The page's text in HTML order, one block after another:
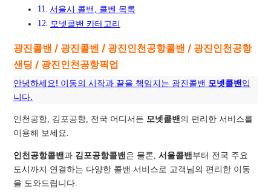
서울시 콜밴, 콜벤 목록
모넷콜밴 카테고리
광진콜밴 / 광진콜벤 / 광진인천공항콜밴 / 광진인천공항
샌딩 / 광진인천공항픽업
안녕하세요! 이동의 시작과 끝을 책임지는 광진콜밴 모넷콜밴입
니다.
인천공항, 김포공항, 전국 어디서든 모넷콜밴 의 편리한 서비스를
이용해 보세요.
인천공항콜밴과 김포공항콜밴 은 물론,서울콜밴 부터 전국 주요
도시까지 연결하는 다양한 콜밴 서비스로 고객님의 편리한 이동
을 도와드립니다.